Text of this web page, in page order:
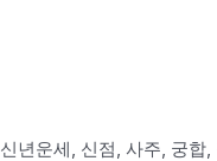
신년운세, 신점, 사주, 궁합